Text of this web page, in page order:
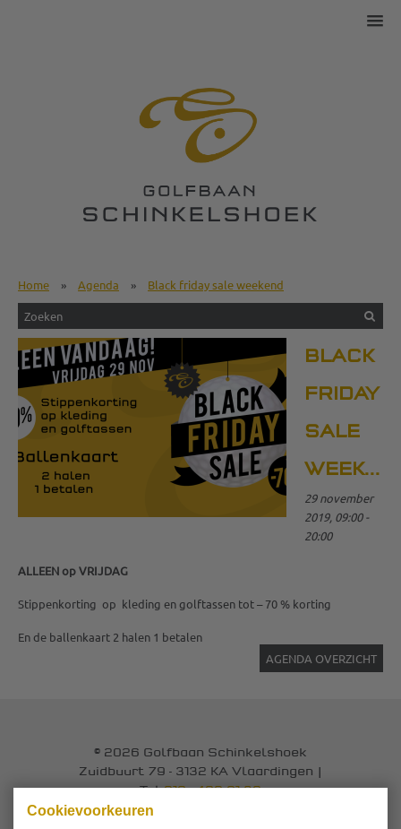
Cookievoorkeuren
Home » Agenda » Black friday sale weekend
BLACK
FRIDAY
SALE
WEEKEND
29 november
2019, 09:00 -
20:00
ALLEEN op VRIJDAG
Stippenkorting op kleding en golftassen tot – 70 % korting
En de ballenkaart 2 halen 1 betalen
AGENDA OVERZICHT
© 2026 Golfbaan Schinkelshoek
Zuidbuurt 79 - 3132 KA Vlaardingen |
Tel010 - 460 21 39
Emailinfo@golfbaanschinkelshoek.nl